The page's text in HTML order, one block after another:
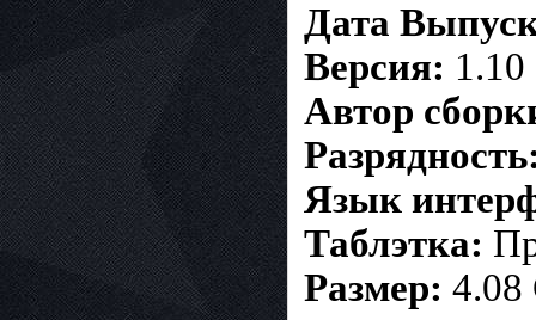
Дата
Версия: 1.10
Автор
Язык
Таблэтка:
Размер: 4.08